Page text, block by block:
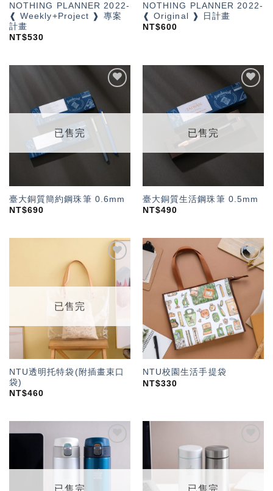
NOTHING PLANNER 2022-
❰ Weekly+Project ❱ 專案
計畫
NT$530
NOTHING PLANNER 2022-
❰ Original ❱ 日計畫
NT$600
望輕
已售完
臺大銅質簡約鋼珠筆 0.6mm
NT$690
加入
「願
望輕
已售完
臺大銅質生活鋼珠筆 0.5mm
NT$490
望輕
已售完
NTU透明托特袋(附插畫束口
袋)
NT$460
加入
「願
NTU校園生活手提袋
NT$330
「願
望輕
望輕